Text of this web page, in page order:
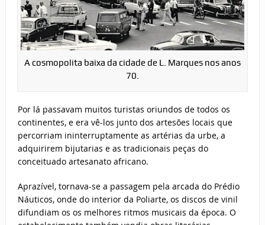
A cosmopolita baixa da cidade de L. Marques nos anos
70.
Por lá passavam muitos turistas oriundos de todos os
continentes, e era vê-los junto dos artesões locais que
percorriam ininterruptamente as artérias da urbe, a
adquirirem bijutarias e as tradicionais peças do
conceituado artesanato africano.
Aprazível, tornava-se a passagem pela arcada do Prédio
Náuticos, onde do interior da Poliarte, os discos de vinil
difundiam os os melhores ritmos musicais da época. O